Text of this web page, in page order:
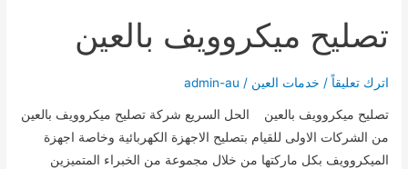
تصليح ميكروويف بالعين
اترك تعليقاً / خدمات العين /
admin-au
تصليح ميكروويف بالعين الحل السريع شركة تصليح ميكروويف بالعين
من الشركات الاولى للقيام بتصليح الاجهزة الكهربائية وخاصة اجهزة
الميكروويف بكل ماركتها من خلال مجموعة من الخبراء المتميزين